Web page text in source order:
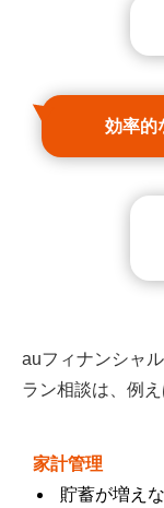
効率的
auフィナンシャ
ラン相談は、例
家計管理
貯蓄が増え